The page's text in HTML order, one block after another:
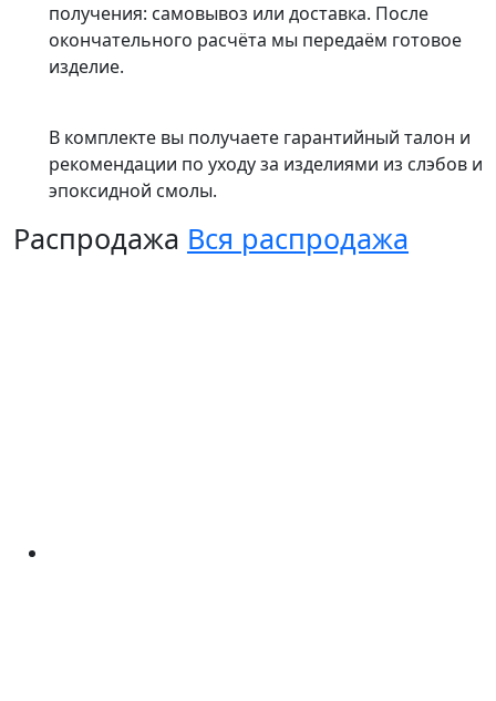
получения: самовывоз или доставка. После
окончательного расчёта мы передаём готовое
изделие.
В комплекте вы получаете гарантийный талон и
рекомендации по уходу за изделиями из слэбов и
эпоксидной смолы.
Распродажа Вся распродажа